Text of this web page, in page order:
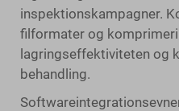
inspektionskampagner.
filformater og
lagringseffektiviteten og
behandling.